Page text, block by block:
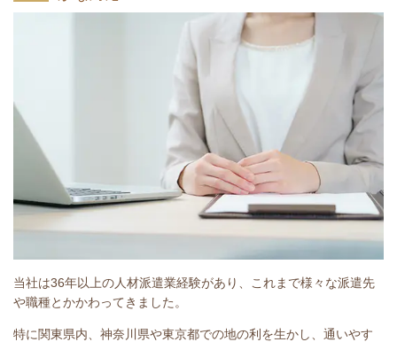
当社は36年以上の人材派遣業経験があり、これまで様々な派遣先
や職種とかかわってきました。
特に関東県内、神奈川県や東京都での地の利を生かし、通いやす